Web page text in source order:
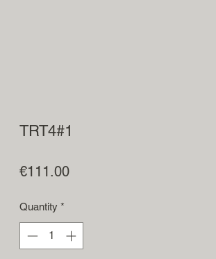
TRT4#1
€111.00Price
Quantity *